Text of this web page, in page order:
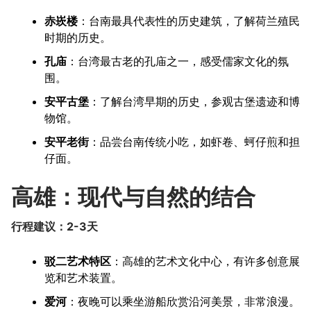
赤崁楼：台南最具代表性的历史建筑，了解荷兰殖民
时期的历史。
孔庙 ：台湾最古老的孔庙之一，感受儒家文化的氛
围。
安平古堡 ：了解台湾早期的历史，参观古堡遗迹和博
物馆。
安平老街：品尝台南传统小吃，如虾卷、蚵仔煎和担
仔面。
高雄：现代与自然的结合
行程建议：2-3天
驳二艺术特区 ：高雄的艺术文化中心，有许多创意展
览和艺术装置。
爱河：夜晚可以乘坐游船欣赏沿河美景，非常浪漫。